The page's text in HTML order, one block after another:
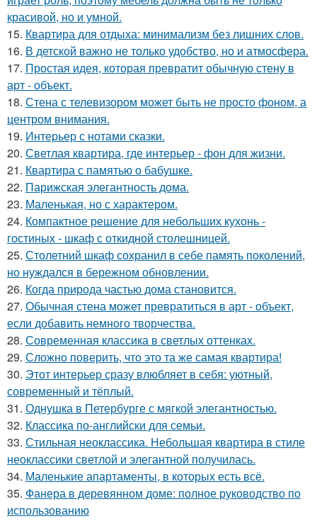
красивой, но и умной.
15. Квартира для отдыха: минимализм без лишних слов.
16. В детской важно не только удобство, но и атмосфера.
17. Простая идея, которая превратит обычную стену в
арт - объект.
18. Стена с телевизором может быть не просто фоном, а
центром внимания.
19. Интерьер с нотами сказки.
20. Светлая квартира, где интерьер - фон для жизни.
21. Квартира с памятью о бабушке.
22. Парижская элегантность дома.
23. Маленькая, но с характером.
24. Компактное решение для небольших кухонь -
гостиных - шкаф с откидной столешницей.
25. Столетний шкаф сохранил в себе память поколений,
но нуждался в бережном обновлении.
26. Когда природа частью дома становится.
27. Обычная стена может превратиться в арт - объект,
если добавить немного творчества.
28. Современная классика в светлых оттенках.
29. Сложно поверить, что это та же самая квартира!
30. Этот интерьер сразу влюбляет в себя: уютный,
современный и тёплый.
31. Однушка в Петербурге с мягкой элегантностью.
32. Классика по-английски для семьи.
33. Стильная неоклассика. Небольшая квартира в стиле
неоклассики светлой и элегантной получилась.
34. Маленькие апартаменты, в которых есть всё.
35. Фанера в деревянном доме: полное руководство по
использованию